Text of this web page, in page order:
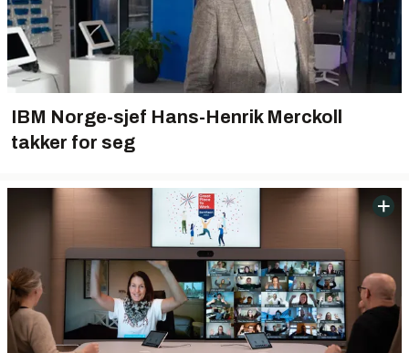
IBM Norge-sjef Hans-Henrik Merckoll
takker for seg